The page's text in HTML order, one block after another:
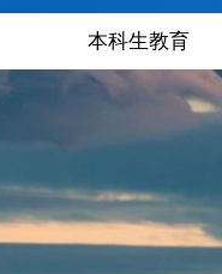
本科生教育